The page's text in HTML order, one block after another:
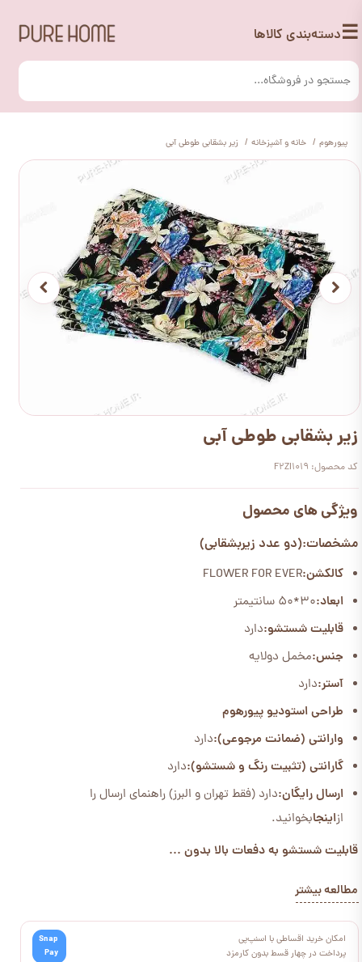
☰دسته‌بندی کالاها
پیورهوم خانه و آشپزخانه زیر بشقابی طوطی آبی
زیر بشقابی طوطی آبی
کد محصول: F2ZI1019
ویژگی های محصول
مشخصات:(دو عدد زیربشقابی)
کالکشن:FLOWER FOR EVER
ابعاد:30*50 سانتیمتر
قابلیت شستشو:دارد
جنس:مخمل دولایه
آستر:دارد
طراحی استودیو پیورهوم
وارانتی (ضمانت مرجوعی):دارد
گارانتی (تثبیت رنگ و شستشو):دارد
ارسال رایگان:دارد (فقط تهران و البرز) راهنمای ارسال را
ازاینجابخوانید.
قابلیت شستشو به دفعات بالا بدون ...
مطالعه بیشتر
امکان خرید اقساطی با اسنپ‌پی
پرداخت در چهار قسط بدون کارمزد
Snap
Pay